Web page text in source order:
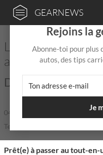
GEARNEWS
Les 5 meilleurs
autonomes pour
Des contrôleurs
04 Mar 2025
Temps de lecture: 6 min
Prêt(e) à passer au tout-en-
Rejoins la
Abonne-toi pour plus
autos, des tips
Je